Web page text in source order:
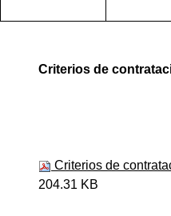
Criterios de
Criterios de
204.31 KB